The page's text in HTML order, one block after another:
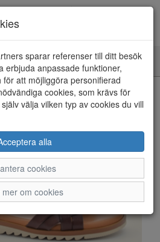
sparar referenser till ditt besök
erbjuda anpassade funktioner,
att möjliggöra personifierad
cookies, som krävs för
välja vilken typ av cookies du vill
alla
cookies
mer om cookies